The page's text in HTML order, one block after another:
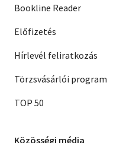
Bookline Reader
Előfizetés
Hírlevél feliratkozás
Törzsvásárlói program
TOP 50
Közösségi média